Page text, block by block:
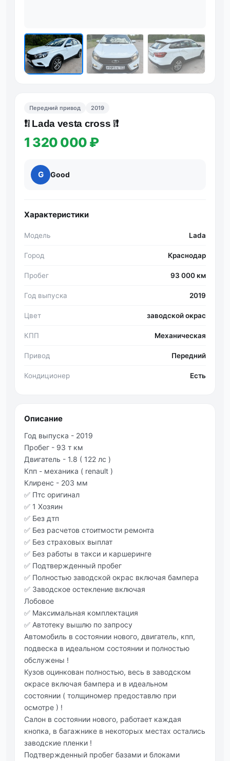
Передний привод 2019
❗️❕ Lada vesta cross ❕❗️
1 320 000 ₽
G Good
Характеристики
Модель Lada
Город Краснодар
Пробег 93 000 км
Год выпуска 2019
Цвет заводской окрас
КПП Механическая
Привод Передний
Кондиционер Есть
Описание
Год выпуска - 2019
Пробег - 93 т км
Двигатель - 1.8 ( 122 лс )
Кпп - механика ( renault )
Клиренс - 203 мм
✅ Птс оригинал
✅ 1 Хозяин
✅ Без дтп
✅ Без расчетов стоитмости ремонта
✅ Без страховых выплат
✅ Без работы в такси и каршеринге
✅ Подтвержденный пробег
✅ Полностью заводской окрас включая бампера
✅ Заводское остекление включая
Лобовое
✅ Максимальная комплектация
✅ Автотеку вышлю по запросу
Автомобиль в состоянии нового, двигатель, кпп,
подвеска в идеальном состоянии и полностью
обслужены !
Кузов оцинкован полностью, весь в заводском
окрасе включая бампера и в идеальном
состоянии ( толщиномер предоставлю при
осмотре ) !
Салон в состоянии нового, работает каждая
кнопка, в багажнике в некоторых местах остались
заводские пленки !
Подтвержденный пробег базами и блоками